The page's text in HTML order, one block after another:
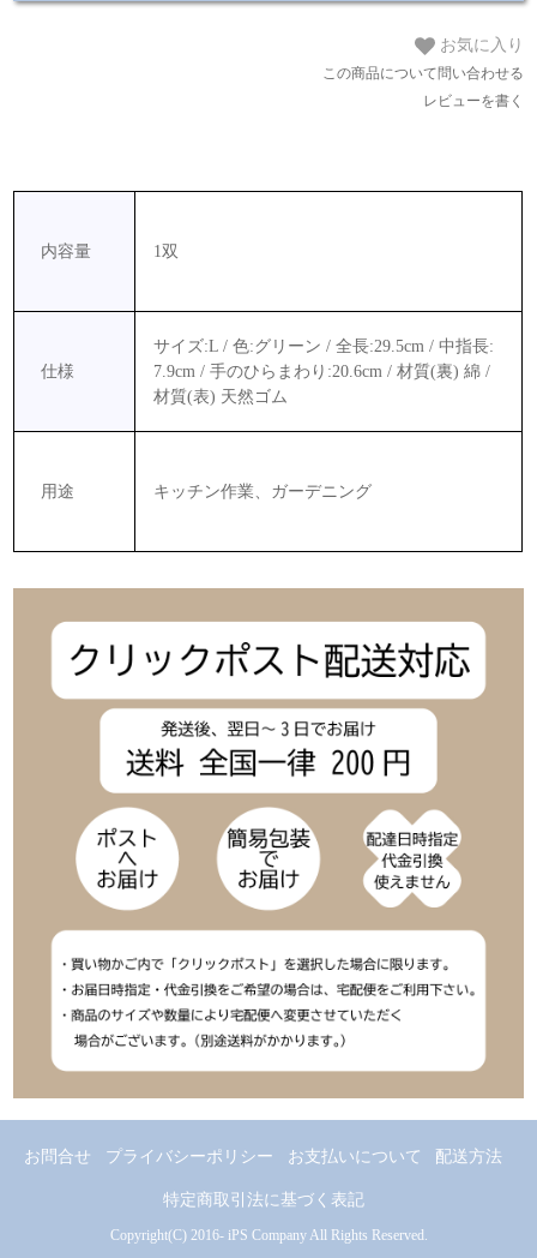
お気に入り
この商品について問い合わせる
レビューを書く
内容量 1双
仕様
サイズ:L / 色:グリーン / 全長:29.5cm / 中指長:
7.9cm / 手のひらまわり:20.6cm / 材質(裏) 綿 /
材質(表) 天然ゴム
用途 キッチン作業、ガーデニング
お問合せ プライバシーポリシー お支払いについて 配送方法
特定商取引法に基づく表記
Copyright(C) 2016- iPS Company All Rights Reserved.